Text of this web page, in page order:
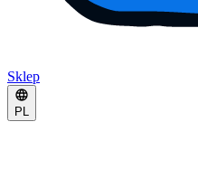
Sklep
PL